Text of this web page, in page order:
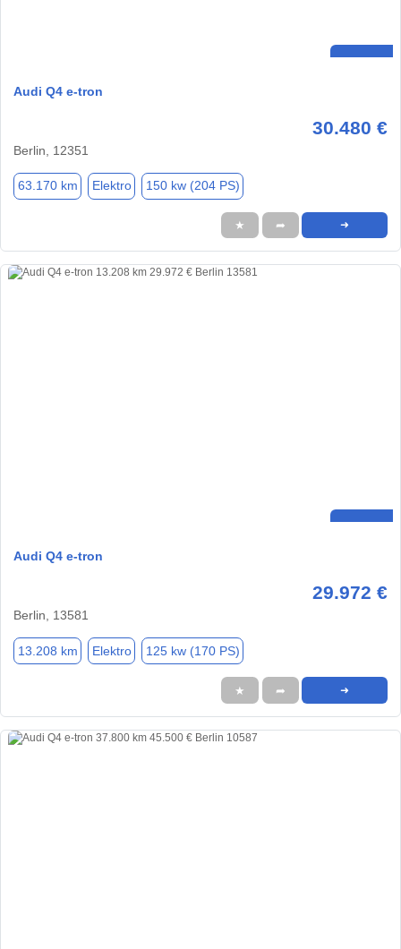
Audi Q4 e-tron
30.480 €
Berlin, 12351
63.170 km Elektro 150 kw (204 PS)
★ ➦ ➜
Audi Q4 e-tron
29.972 €
Berlin, 13581
13.208 km Elektro 125 kw (170 PS)
★ ➦ ➜